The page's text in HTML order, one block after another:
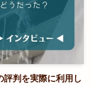
評判を実際に利用し